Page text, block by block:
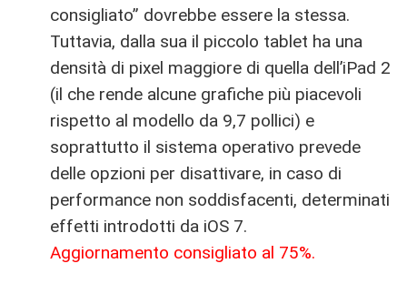
consigliato” dovrebbe essere la stessa.
Tuttavia, dalla sua il piccolo tablet ha una
densità di pixel maggiore di quella dell’iPad 2
(il che rende alcune grafiche più piacevoli
rispetto al modello da 9,7 pollici) e
soprattutto il sistema operativo prevede
delle opzioni per disattivare, in caso di
performance non soddisfacenti, determinati
effetti introdotti da iOS 7.
Aggiornamento consigliato al 75%.